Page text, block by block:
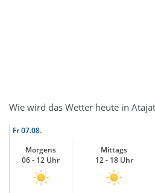
Wie wird das Wetter heute in
Fr07.08.
Morgens
06 - 12 Uhr
Mittags
12 - 18 Uhr